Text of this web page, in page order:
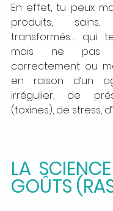
En effet, tu peux
produits,
transformés… qui
mais ne pas
correctement ou
en raison d’un
irrégulier, de
(toxines), de stress,
LA
GOÛTS